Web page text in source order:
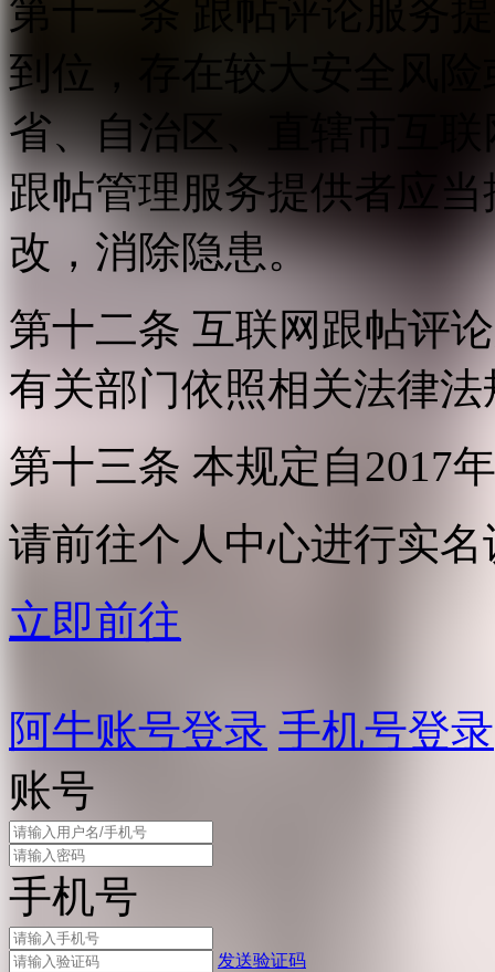
第十一条 跟帖评论服务
到位，存在较大安全风
省、自治区、直辖市互
跟帖管理服务提供者应
改，消除隐患。
第十二条 互联网跟帖评
有关部门依照相关法律
第十三条 本规定自2017
请前往个人中心进行实名
立即前往
阿牛账号登录 手机号登录
账号
手机号
发送验证码